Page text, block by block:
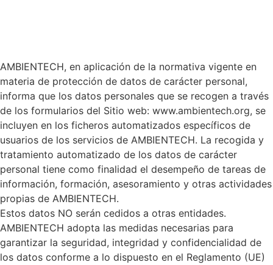
AMBIENTECH, en aplicación de la normativa vigente en
materia de protección de datos de carácter personal,
informa que los datos personales que se recogen a través
de los formularios del Sitio web: www.ambientech.org, se
incluyen en los ficheros automatizados específicos de
usuarios de los servicios de AMBIENTECH. La recogida y
tratamiento automatizado de los datos de carácter
personal tiene como finalidad el desempeño de tareas de
información, formación, asesoramiento y otras actividades
propias de AMBIENTECH.
Estos datos NO serán cedidos a otras entidades.
AMBIENTECH adopta las medidas necesarias para
garantizar la seguridad, integridad y confidencialidad de
los datos conforme a lo dispuesto en el Reglamento (UE)